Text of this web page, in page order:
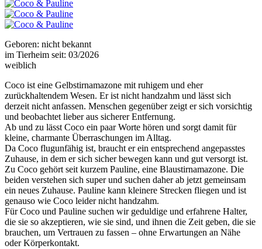
Geboren: nicht bekannt
im Tierheim seit: 03/2026
weiblich
Coco ist eine Gelbstirnamazone mit ruhigem und eher
zurückhaltendem Wesen. Er ist nicht handzahm und lässt sich
derzeit nicht anfassen. Menschen gegenüber zeigt er sich vorsichtig
und beobachtet lieber aus sicherer Entfernung.
Ab und zu lässt Coco ein paar Worte hören und sorgt damit für
kleine, charmante Überraschungen im Alltag.
Da Coco flugunfähig ist, braucht er ein entsprechend angepasstes
Zuhause, in dem er sich sicher bewegen kann und gut versorgt ist.
Zu Coco gehört seit kurzem Pauline, eine Blaustirnamazone. Die
beiden verstehen sich super und suchen daher ab jetzt gemeinsam
ein neues Zuhause. Pauline kann kleinere Strecken fliegen und ist
genauso wie Coco leider nicht handzahm.
Für Coco und Pauline suchen wir geduldige und erfahrene Halter,
die sie so akzeptieren, wie sie sind, und ihnen die Zeit geben, die sie
brauchen, um Vertrauen zu fassen – ohne Erwartungen an Nähe
oder Körperkontakt.